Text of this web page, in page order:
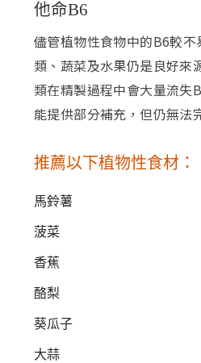
他命B6
儘管植物性食物中的B6較
類、蔬菜及水果仍是良好來
類在精製過程中會大量流失
能提供部分補充，但仍無法
推薦以下植物性食材：
馬鈴薯
菠菜
香蕉
酪梨
葵瓜子
大蒜